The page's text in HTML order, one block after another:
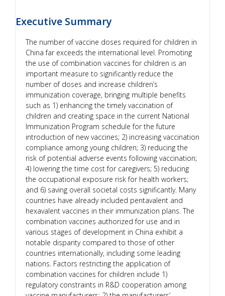
Executive Summary
The number of vaccine doses required for children in
China far exceeds the international level. Promoting
the use of combination vaccines for children is an
important measure to significantly reduce the
number of doses and increase children’s
immunization coverage, bringing multiple benefits
such as 1) enhancing the timely vaccination of
children and creating space in the current National
Immunization Program schedule for the future
introduction of new vaccines; 2) increasing vaccination
compliance among young children; 3) reducing the
risk of potential adverse events following vaccination;
4) lowering the time cost for caregivers; 5) reducing
the occupational exposure risk for health workers;
and 6) saving overall societal costs significantly. Many
countries have already included pentavalent and
hexavalent vaccines in their immunization plans. The
combination vaccines authorized for use and in
various stages of development in China exhibit a
notable disparity compared to those of other
countries internationally, including some leading
nations. Factors restricting the application of
combination vaccines for children include 1)
regulatory constraints in R&D cooperation among